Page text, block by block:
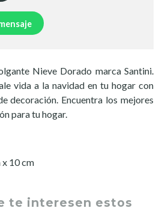
Nieve Dorado marca Santini.
vida a la navidad en tu hogar con
decoración. Encuentra los mejores
para tu hogar.
x 10 cm
te interesen estos